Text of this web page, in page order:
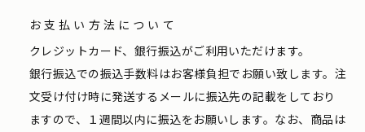
お支払い方法について
クレジットカード、銀行振込がご利用いただけます。
銀行振込での振込手数料はお客様負担でお願い致します。注
文受け付け時に発送するメールに振込先の記載をしており
ますので、１週間以内に振込をお願いします。なお、商品は